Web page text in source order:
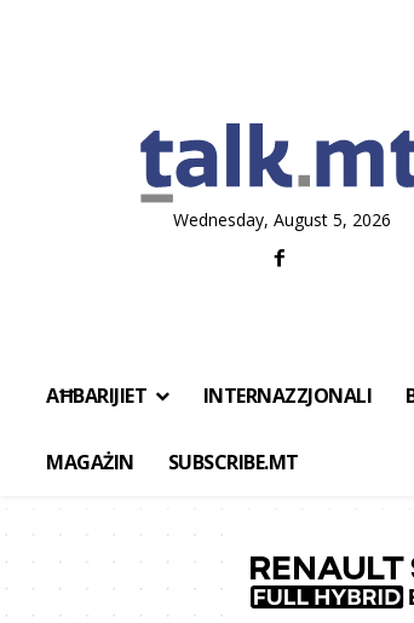
Wednesday, August 5, 2026
AĦBARIJIET INTERNAZZJONALI
MAGAŻIN SUBSCRIBE.MT